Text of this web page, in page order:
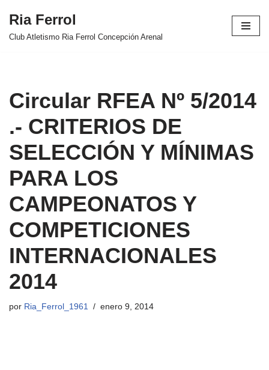
Saltar
Ria Ferrol
Club Atletismo Ria Ferrol Concepción Arenal
Circular RFEA Nº 5/2014
.- CRITERIOS DE
SELECCIÓN Y MÍNIMAS
PARA LOS
CAMPEONATOS Y
COMPETICIONES
INTERNACIONALES
2014
por Ria_Ferrol_1961 enero 9, 2014